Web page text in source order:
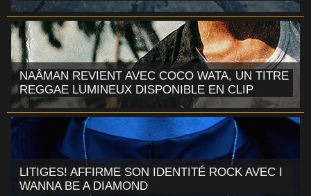
NAÂMAN REVIENT AVEC COCO WATA, UN TITRE
REGGAE LUMINEUX DISPONIBLE EN CLIP
LITIGES! AFFIRME SON IDENTITÉ ROCK AVEC I
WANNA BE A DIAMOND